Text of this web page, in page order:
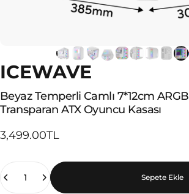
ICEWAVE
Beyaz Temperli Camlı 7*12cm ARGB
Transparan ATX Oyuncu Kasası
3,499.00TL
Sepete Ekle